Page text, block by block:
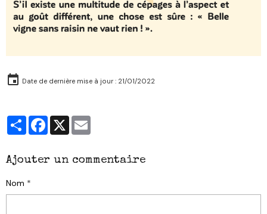
Date de dernière mise à jour : 21/01/2022
PartagerFacebook
X
Ajouter un commentaire
Nom